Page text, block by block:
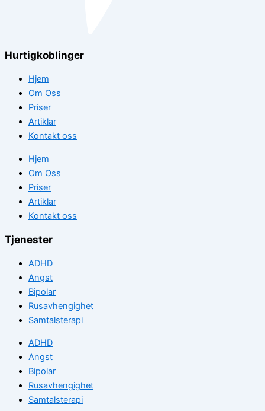
Hurtigkoblinger
Hjem
Om Oss
Priser
Artiklar
Kontakt oss
Hjem
Om Oss
Priser
Artiklar
Kontakt oss
Tjenester
ADHD
Angst
Bipolar
Rusavhengighet
Samtalsterapi
ADHD
Angst
Bipolar
Rusavhengighet
Samtalsterapi